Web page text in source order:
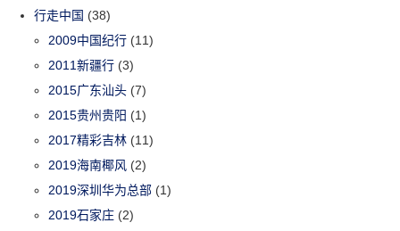
行走中国 (38)
2009中国纪行 (11)
2011新疆行 (3)
2015广东汕头 (7)
2015贵州贵阳 (1)
2017精彩吉林 (11)
2019海南椰风 (2)
2019深圳华为总部 (1)
2019石家庄 (2)